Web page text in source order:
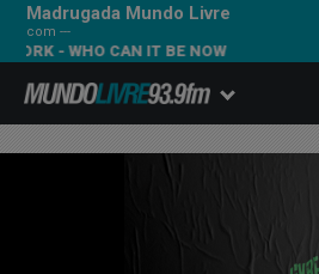
Madrugada Mundo Livre
com ---
- WHO CAN IT BE NOW